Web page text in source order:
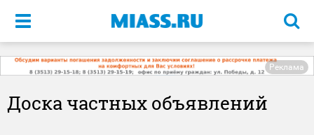
Меню
Реклама
Доска частных объявлений